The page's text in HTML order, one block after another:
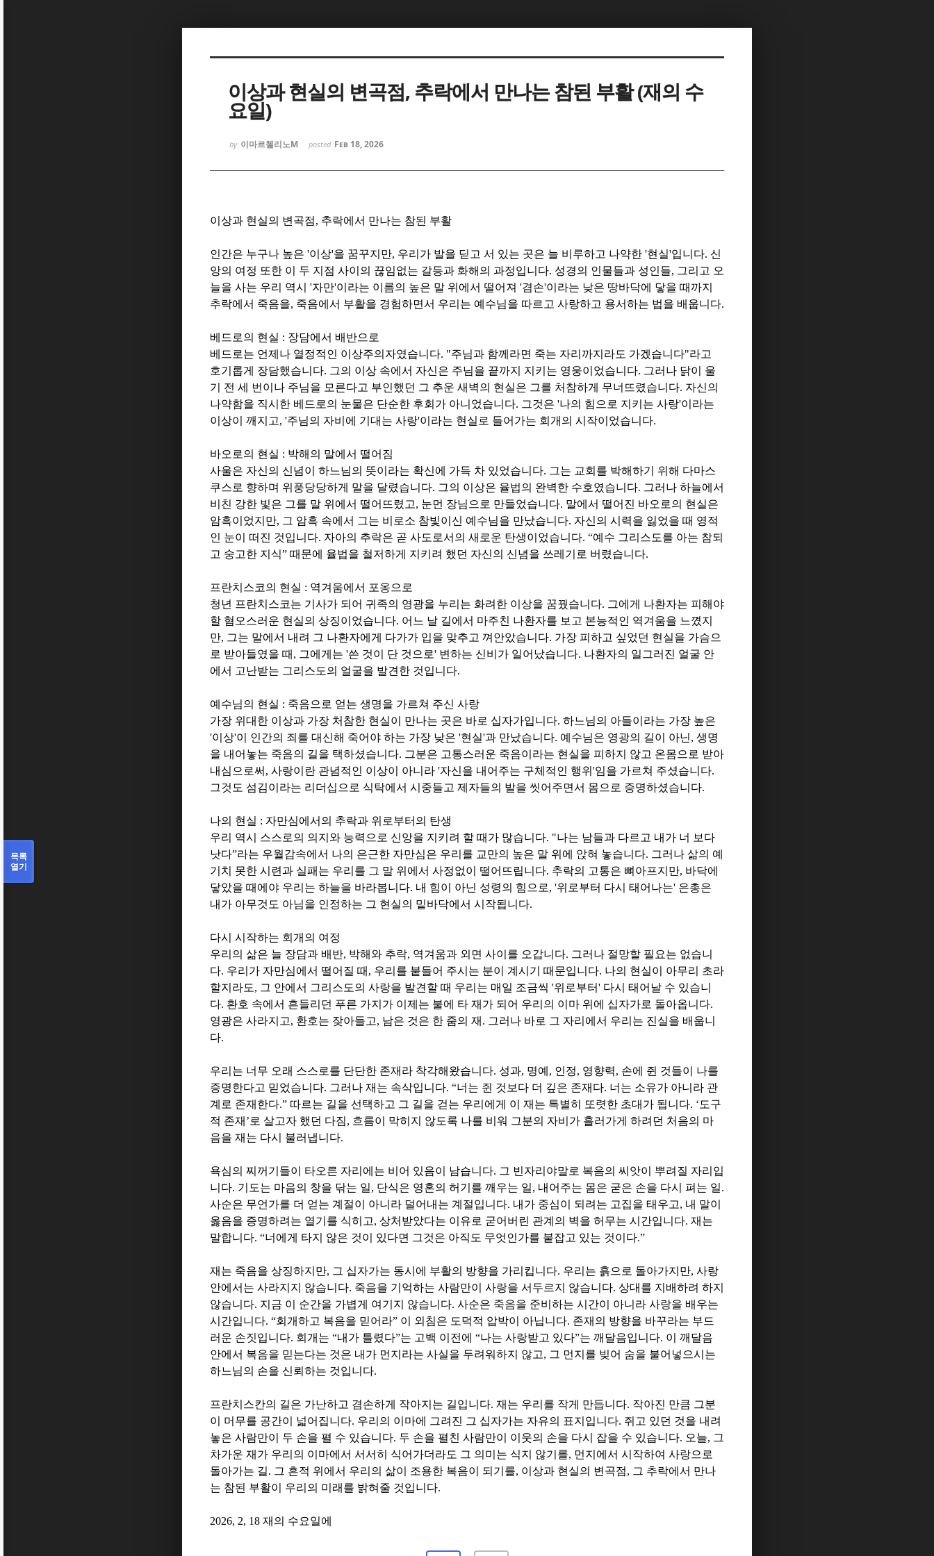
이상과 현실의 변곡점, 추락에서 만나는 참된 부활 (재의 수
요일)
by 이마르첼리노M posted Feb 18, 2026
이상과 현실의 변곡점, 추락에서 만나는 참된 부활
인간은 누구나 높은 '이상'을 꿈꾸지만, 우리가 발을 딛고 서 있는 곳은 늘 비루하고 나약한 '현실'입니다. 신
앙의 여정 또한 이 두 지점 사이의 끊임없는 갈등과 화해의 과정입니다. 성경의 인물들과 성인들, 그리고 오
늘을 사는 우리 역시 '자만'이라는 이름의 높은 말 위에서 떨어져 '겸손'이라는 낮은 땅바닥에 닿을 때까지
추락에서 죽음을, 죽음에서 부활을 경험하면서 우리는 예수님을 따르고 사랑하고 용서하는 법을 배웁니다.
베드로의 현실 : 장담에서 배반으로
베드로는 언제나 열정적인 이상주의자였습니다. "주님과 함께라면 죽는 자리까지라도 가겠습니다"라고
호기롭게 장담했습니다. 그의 이상 속에서 자신은 주님을 끝까지 지키는 영웅이었습니다. 그러나 닭이 울
기 전 세 번이나 주님을 모른다고 부인했던 그 추운 새벽의 현실은 그를 처참하게 무너뜨렸습니다. 자신의
나약함을 직시한 베드로의 눈물은 단순한 후회가 아니었습니다. 그것은 '나의 힘으로 지키는 사랑'이라는
이상이 깨지고, '주님의 자비에 기대는 사랑'이라는 현실로 들어가는 회개의 시작이었습니다.
바오로의 현실 : 박해의 말에서 떨어짐
사울은 자신의 신념이 하느님의 뜻이라는 확신에 가득 차 있었습니다. 그는 교회를 박해하기 위해 다마스
쿠스로 향하며 위풍당당하게 말을 달렸습니다. 그의 이상은 율법의 완벽한 수호였습니다. 그러나 하늘에서
비친 강한 빛은 그를 말 위에서 떨어뜨렸고, 눈먼 장님으로 만들었습니다. 말에서 떨어진 바오로의 현실은
암흑이었지만, 그 암흑 속에서 그는 비로소 참빛이신 예수님을 만났습니다. 자신의 시력을 잃었을 때 영적
인 눈이 떠진 것입니다. 자아의 추락은 곧 사도로서의 새로운 탄생이었습니다. “예수 그리스도를 아는 참되
고 숭고한 지식” 때문에 율법을 철저하게 지키려 했던 자신의 신념을 쓰레기로 버렸습니다.
프란치스코의 현실 : 역겨움에서 포옹으로
청년 프란치스코는 기사가 되어 귀족의 영광을 누리는 화려한 이상을 꿈꿨습니다. 그에게 나환자는 피해야
할 혐오스러운 현실의 상징이었습니다. 어느 날 길에서 마주친 나환자를 보고 본능적인 역겨움을 느꼈지
만, 그는 말에서 내려 그 나환자에게 다가가 입을 맞추고 껴안았습니다. 가장 피하고 싶었던 현실을 가슴으
로 받아들였을 때 , 그에게는 '쓴 것이 단 것으로' 변하는 신비가 일어났습니다. 나환자의 일그러진 얼굴 안
에서 고난받는 그리스도의 얼굴을 발견한 것입니다.
예수님의 현실 : 죽음으로 얻는 생명을 가르쳐 주신 사랑
가장 위대한 이상과 가장 처참한 현실이 만나는 곳은 바로 십자가입니다. 하느님의 아들이라는 가장 높은
'이상'이 인간의 죄를 대신해 죽어야 하는 가장 낮은 '현실'과 만났습니다. 예수님은 영광의 길이 아닌, 생명
을 내어놓는 죽음의 길을 택하셨습니다. 그분은 고통스러운 죽음이라는 현실을 피하지 않고 온몸으로 받아
내심으로써 , 사랑이란 관념적인 이상이 아니라 '자신을 내어주는 구체적인 행위 '임을 가르쳐 주셨습니다.
그것도 섬김이라는 리더십으로 식탁에서 시중들고 제자들의 발을 씻어주면서 몸으로 증명하셨습니다.
나의 현실 : 자만심에서의 추락과 위로부터의 탄생
우리 역시 스스로의 의지와 능력으로 신앙을 지키려 할 때가 많습니다. "나는 남들과 다르고 내가 너 보다
낫다”라는 우월감속에서 나의 은근한 자만심은 우리를 교만의 높은 말 위에 앉혀 놓습니다. 그러나 삶의 예
기치 못한 시련과 실패는 우리를 그 말 위에서 사정없이 떨어뜨립니다. 추락의 고통은 뼈아프지만, 바닥에
닿았을 때에야 우리는 하늘을 바라봅니다. 내 힘이 아닌 성령의 힘으로, '위로부터 다시 태어나는' 은총은
내가 아무것도 아님을 인정하는 그 현실의 밑바닥에서 시작됩니다.
다시 시작하는 회개의 여정
우리의 삶은 늘 장담과 배반, 박해와 추락, 역겨움과 외면 사이를 오갑니다. 그러나 절망할 필요는 없습니
다. 우리가 자만심에서 떨어질 때 , 우리를 붙들어 주시는 분이 계시기 때문입니다. 나의 현실이 아무리 초라
할지라도, 그 안에서 그리스도의 사랑을 발견할 때 우리는 매일 조금씩 '위로부터' 다시 태어날 수 있습니
다. 환호 속에서 흔들리던 푸른 가지가 이제는 불에 타 재가 되어 우리의 이마 위에 십자가로 돌아옵니다.
영광은 사라지고, 환호는 잦아들고, 남은 것은 한 줌의 재 . 그러나 바로 그 자리에서 우리는 진실을 배웁니
다.
우리는 너무 오래 스스로를 단단한 존재라 착각해왔습니다. 성과, 명예 , 인정, 영향력, 손에 쥔 것들이 나를
증명한다고 믿었습니다. 그러나 재는 속삭입니다. “너는 쥔 것보다 더 깊은 존재다. 너는 소유가 아니라 관
계로 존재한다.” 따르는 길을 선택하고 그 길을 걷는 우리에게 이 재는 특별히 또렷한 초대가 됩니다. ‘도구
적 존재 ’로 살고자 했던 다짐, 흐름이 막히지 않도록 나를 비워 그분의 자비가 흘러가게 하려던 처음의 마
음을 재는 다시 불러냅니다.
욕심의 찌꺼기들이 타오른 자리에는 비어 있음이 남습니다. 그 빈자리야말로 복음의 씨앗이 뿌려질 자리입
니다. 기도는 마음의 창을 닦는 일, 단식은 영혼의 허기를 깨우는 일, 내어주는 몸은 굳은 손을 다시 펴는 일.
사순은 무언가를 더 얻는 계절이 아니라 덜어내는 계절입니다. 내가 중심이 되려는 고집을 태우고, 내 말이
옳음을 증명하려는 열기를 식히고, 상처받았다는 이유로 굳어버린 관계의 벽을 허무는 시간입니다. 재는
말합니다. “너에게 타지 않은 것이 있다면 그것은 아직도 무엇인가를 붙잡고 있는 것이다.”
재는 죽음을 상징하지만, 그 십자가는 동시에 부활의 방향을 가리킵니다. 우리는 흙으로 돌아가지만, 사랑
안에서는 사라지지 않습니다. 죽음을 기억하는 사람만이 사랑을 서두르지 않습니다. 상대를 지배하려 하지
않습니다. 지금 이 순간을 가볍게 여기지 않습니다. 사순은 죽음을 준비하는 시간이 아니라 사랑을 배우는
시간입니다. “회개하고 복음을 믿어라” 이 외침은 도덕적 압박이 아닙니다. 존재의 방향을 바꾸라는 부드
러운 손짓입니다. 회개는 “내가 틀렸다”는 고백 이전에 “나는 사랑받고 있다”는 깨달음입니다. 이 깨달음
안에서 복음을 믿는다는 것은 내가 먼지라는 사실을 두려워하지 않고, 그 먼지를 빚어 숨을 불어넣으시는
하느님의 손을 신뢰하는 것입니다.
프란치스칸의 길은 가난하고 겸손하게 작아지는 길입니다. 재는 우리를 작게 만듭니다. 작아진 만큼 그분
이 머무를 공간이 넓어집니다. 우리의 이마에 그려진 그 십자가는 자유의 표지입니다. 쥐고 있던 것을 내려
놓은 사람만이 두 손을 펼 수 있습니다. 두 손을 펼친 사람만이 이웃의 손을 다시 잡을 수 있습니다. 오늘, 그
차가운 재가 우리의 이마에서 서서히 식어가더라도 그 의미는 식지 않기를, 먼지에서 시작하여 사랑으로
돌아가는 길. 그 흔적 위에서 우리의 삶이 조용한 복음이 되기를, 이상과 현실의 변곡점, 그 추락에서 만나
는 참된 부활이 우리의 미래를 밝혀줄 것입니다.
2026, 2, 18 재의 수요일에
목록
열기
Sketchbook5, 스케치북5
Sketchbook5, 스케치북5
Sketchbook5, 스케치북5
Sketchbook5, 스케치북5